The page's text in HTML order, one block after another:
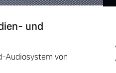
und
Audiosystem von